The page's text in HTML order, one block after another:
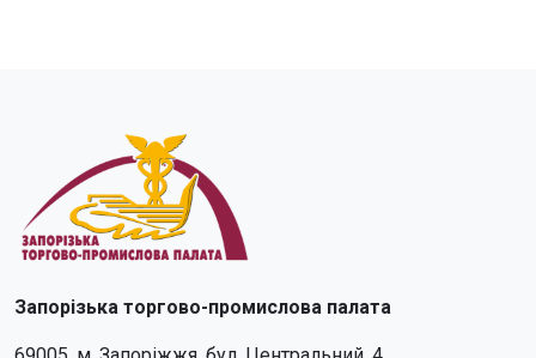
Запорізька торгово-промислова палата